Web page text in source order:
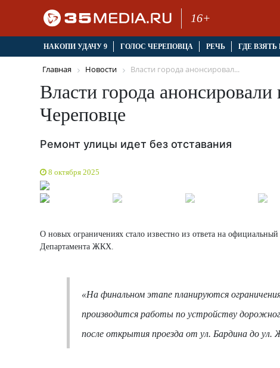
16+
НАКОПИ УДАЧУ 9 ГОЛОС ЧЕРЕПОВЦА РЕЧЬ ГДЕ ВЗЯТЬ
Главная Новости Власти города анонсировал...
Власти города
Череповце
Ремонт улицы идет без отставания
8 октября 2025
О новых ограничениях стало известно из ответа на
Департамента ЖКХ.
«На финальном этапе планируются
производится работы по устройству
после открытия проезда от ул. Бардина до ул.